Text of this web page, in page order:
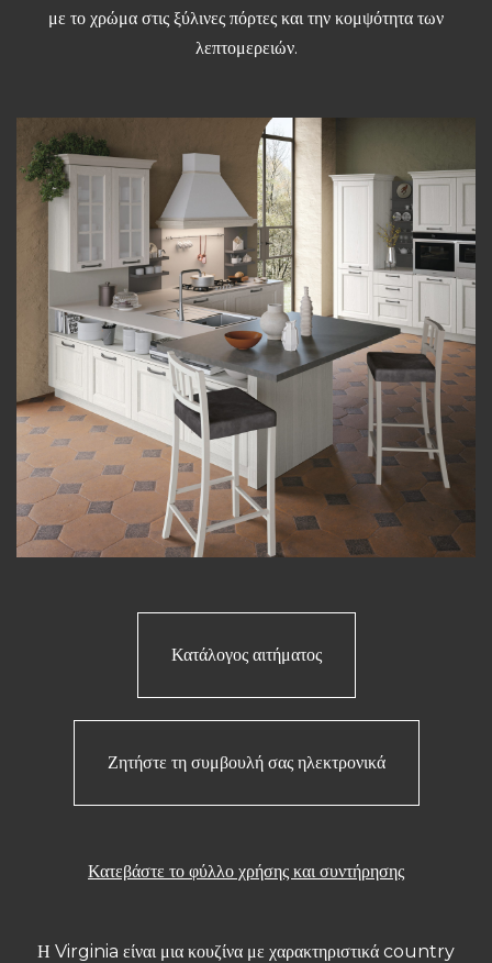
με το χρώμα στις ξύλινες πόρτες και την κομψότητα των
λεπτομερειών.
Κατάλογος αιτήματος
Ζητήστε τη συμβουλή σας ηλεκτρονικά
Κατεβάστε το φύλλο χρήσης και συντήρησης
Η Virginia είναι μια κουζίνα με χαρακτηριστικά country